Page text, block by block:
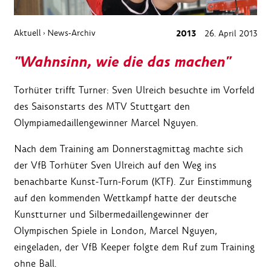
Aktuell › News-Archiv 2013 26. April 2013
"Wahnsinn, wie die das machen"
Torhüter trifft Turner: Sven Ulreich besuchte im Vorfeld
des Saisonstarts des MTV Stuttgart den
Olympiamedaillengewinner Marcel Nguyen.
Nach dem Training am Donnerstagmittag machte sich
der VfB Torhüter Sven Ulreich auf den Weg ins
benachbarte Kunst-Turn-Forum (KTF). Zur Einstimmung
auf den kommenden Wettkampf hatte der deutsche
Kunstturner und Silbermedaillengewinner der
Olympischen Spiele in London, Marcel Nguyen,
eingeladen, der VfB Keeper folgte dem Ruf zum Training
ohne Ball.